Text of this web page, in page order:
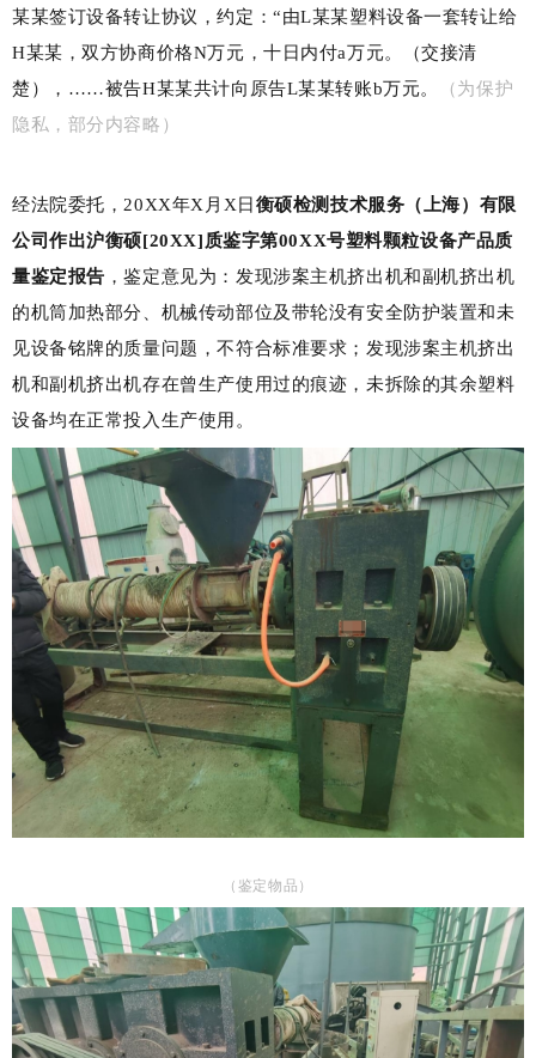
某某签订设备转让协议，约定：“由L某某塑料设备一套转让给
H某某 ，双方协商价格N万元，十日内付a万元。（交接清
楚），……被告H某某共计向原告L某某转账b万元。
（为保护
隐私， 部分内容略 ）
经法院委托，20XX年X月X日 衡硕检测技术服务（上海）有限
公司作出沪衡硕[20XX]质鉴字第00XX号塑料颗粒设备产品质
量鉴定报告 ，鉴定意见为：发现涉案主机挤出机和副机挤出机
的机筒加热部分、机械传动部位及带轮没有安全防护装置和未
见设备铭牌的质量问题，不符合标准要求；发现涉案主机挤出
机和副机挤出机存在曾生产使用过的痕迹，未拆除的其余塑料
设备均在正常投入生产使用。
（鉴定物品）